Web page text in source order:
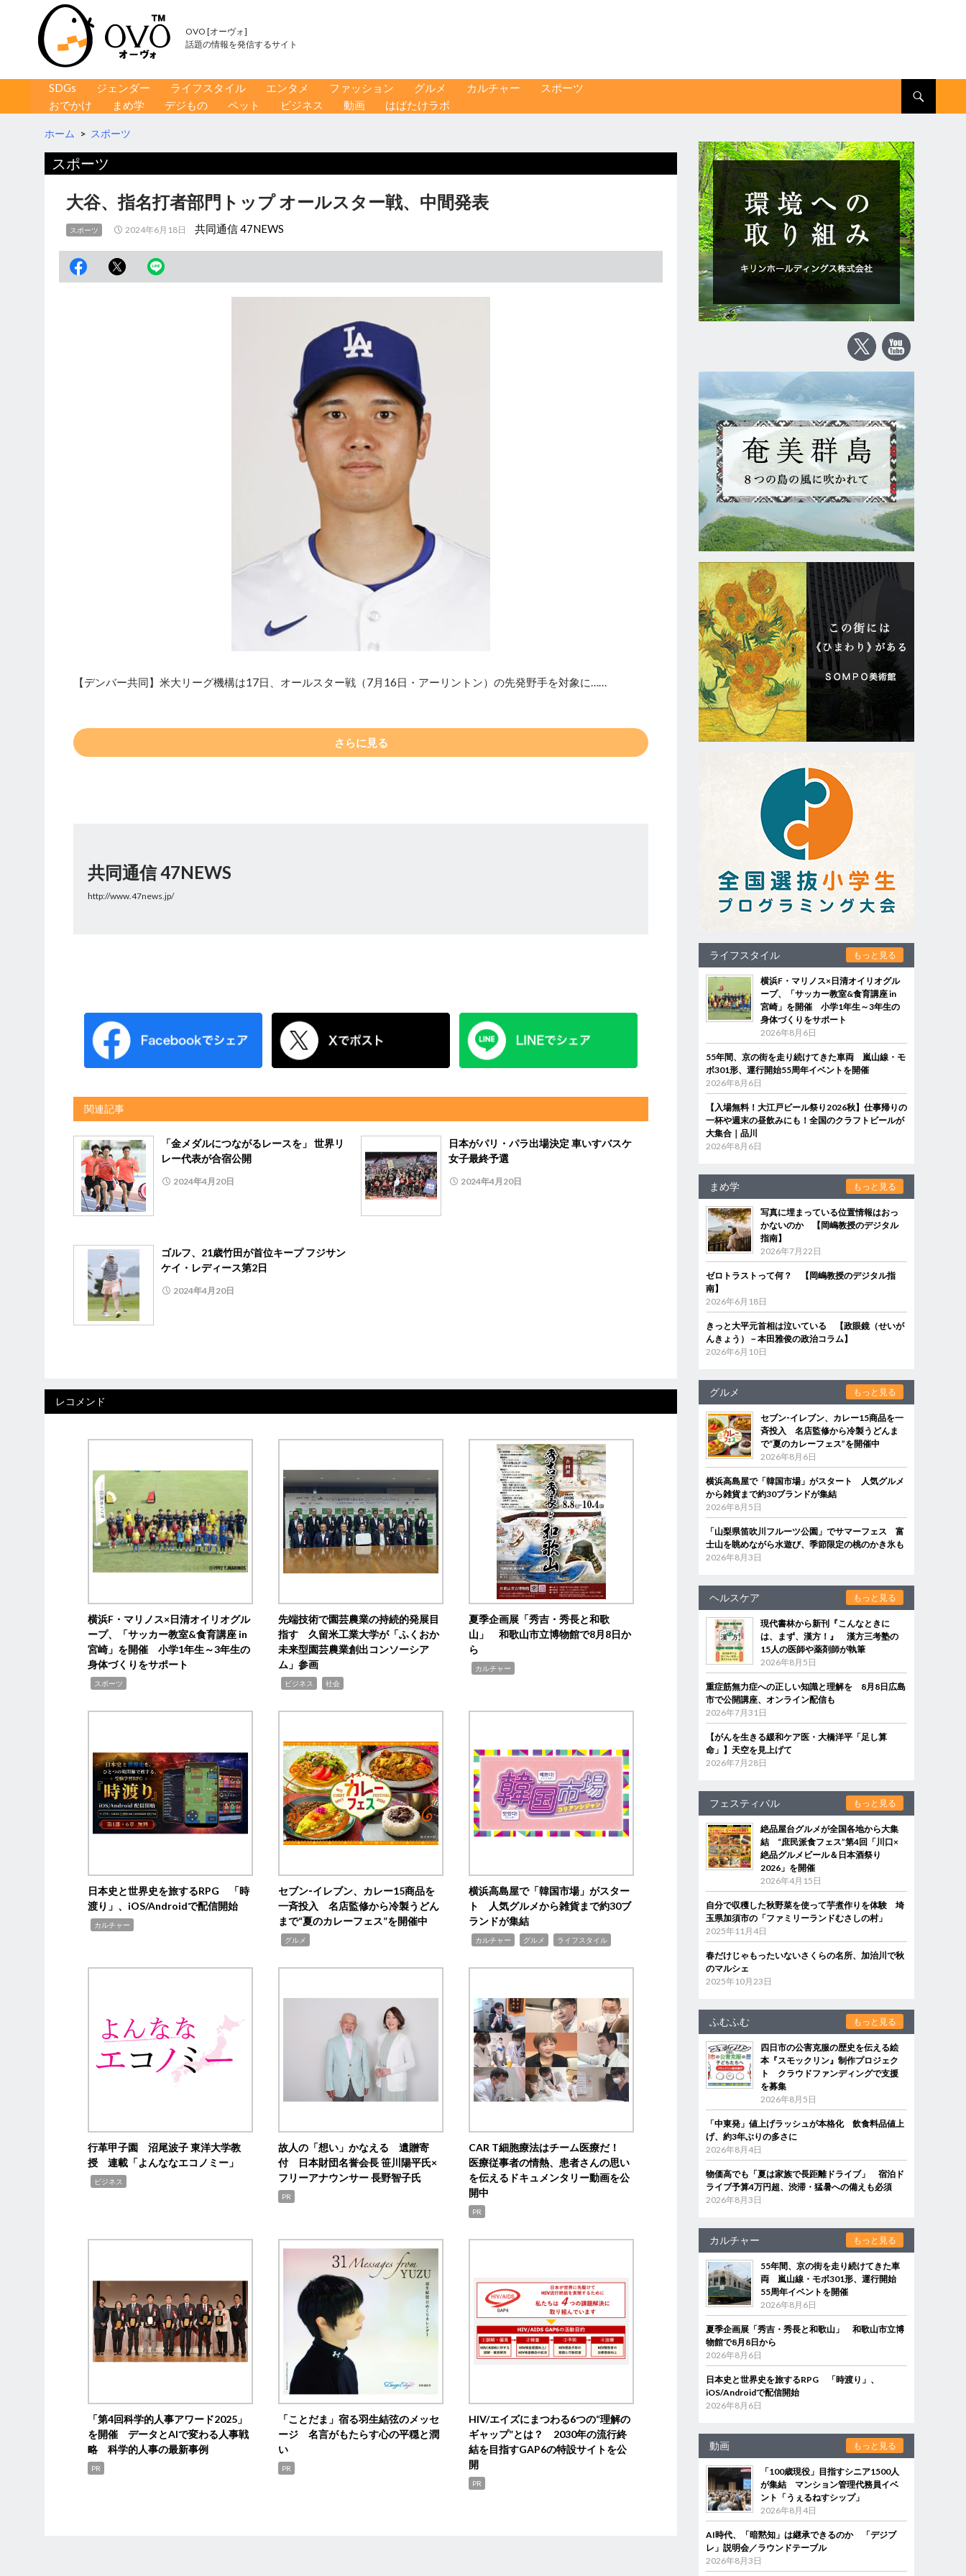
OVO [オーヴォ]
話題の情報を発信するサイト
コンテンツへ移動
SDGs ジェンダー ライフスタイル エンタメ ファッション グルメ カルチャー
スポーツ
おでかけ
まめ学 デジもの ペット ビジネス 動画 はばたけラボ
ホーム > スポーツ
スポーツ
大谷、指名打者部門トップ オールスター戦、中間発表
スポーツ 2024年6月18日 共同通信 47NEWS
【デンバー共同】米大リーグ機構は17日、オールスター戦（7月16日・アーリントン）の先発野手を対象に……
さらに見る
共同通信 47NEWS
http://www.47news.jp/
関連記事
「金メダルにつながるレースを」 世界リ
レー代表が合宿公開
2024年4月20日
日本がパリ・パラ出場決定 車いすバスケ
女子最終予選
2024年4月20日
ゴルフ、21歳竹田が首位キープ フジサン
ケイ・レディース第2日
2024年4月20日
レコメンド
横浜F・マリノス×日清オイリオグル
ープ、「サッカー教室&食育講座 in
宮崎」を開催 小学1年生～3年生の
身体づくりをサポート
スポーツ
先端技術で園芸農業の持続的発展目
指す 久留米工業大学が「ふくおか
未来型園芸農業創出コンソーシア
ム」参画
ビジネス 社会
夏季企画展「秀吉・秀長と和歌
山」 和歌山市立博物館で8月8日か
ら
カルチャー
日本史と世界史を旅するRPG 「時
渡り」、iOS/Androidで配信開始
カルチャー
セブン‐イレブン、カレー15商品を
一斉投入 名店監修から冷製うどん
まで“夏のカレーフェス”を開催中
グルメ
横浜高島屋で「韓国市場」がスター
ト 人気グルメから雑貨まで約30ブ
ランドが集結
カルチャー グルメ ライフスタイル
行革甲子園 沼尾波子 東洋大学教
授 連載「よんななエコノミー」
ビジネス
故人の「想い」かなえる 遺贈寄
付 日本財団名誉会長 笹川陽平氏×
フリーアナウンサー 長野智子氏
PR
CAR T細胞療法はチーム医療だ！
医療従事者の情熱、患者さんの思い
を伝えるドキュメンタリー動画を公
開中
PR
「第4回科学的人事アワード2025」
を開催 データとAIで変わる人事戦
略 科学的人事の最新事例
PR
「ことだま」宿る羽生結弦のメッセ
ージ 名言がもたらす心の平穏と潤
い
PR
HIV/エイズにまつわる6つの“理解の
ギャップ”とは？ 2030年の流行終
結を目指すGAP6の特設サイトを公
開
PR
ライフスタイル もっと見る
横浜F・マリノス×日清オイリオグル
ープ、「サッカー教室&食育講座 in
宮崎」を開催 小学1年生～3年生の
身体づくりをサポート
2026年8月6日
55年間、京の街を走り続けてきた車両 嵐山線・モ
ボ301形、運行開始55周年イベントを開催
2026年8月6日
【入場無料！大江戸ビール祭り2026秋】仕事帰りの
一杯や週末の昼飲みにも！全国のクラフトビールが
大集合｜品川
2026年8月6日
まめ学 もっと見る
写真に埋まっている位置情報はおっ
かないのか 【岡嶋教授のデジタル
指南】
2026年7月22日
ゼロトラストって何？ 【岡嶋教授のデジタル指
南】
2026年6月18日
きっと大平元首相は泣いている 【政眼鏡（せいが
んきょう）－本田雅俊の政治コラム】
2026年6月10日
グルメ もっと見る
セブン‐イレブン、カレー15商品を一
斉投入 名店監修から冷製うどんま
で“夏のカレーフェス”を開催中
2026年8月6日
横浜高島屋で「韓国市場」がスタート 人気グルメ
から雑貨まで約30ブランドが集結
2026年8月5日
「山梨県笛吹川フルーツ公園」でサマーフェス 富
士山を眺めながら水遊び、季節限定の桃のかき氷も
2026年8月3日
ヘルスケア もっと見る
現代書林から新刊『こんなときに
は、まず、漢方！』 漢方三考塾の
15人の医師や薬剤師が執筆
2026年8月5日
重症筋無力症への正しい知識と理解を 8月8日広島
市で公開講座、オンライン配信も
2026年7月31日
【がんを生きる緩和ケア医・大橋洋平「足し算
命」】天空を見上げて
2026年7月28日
フェスティバル もっと見る
絶品屋台グルメが全国各地から大集
結 “庶民派食フェス”第4回「川口×
絶品グルメビール＆日本酒祭り
2026」を開催
2026年4月15日
自分で収穫した秋野菜を使って芋煮作りを体験 埼
玉県加須市の「ファミリーランドむさしの村」
2025年11月4日
春だけじゃもったいないさくらの名所、加治川で秋
のマルシェ
2025年10月23日
ふむふむ もっと見る
四日市の公害克服の歴史を伝える絵
本『スモックリン』制作プロジェク
ト クラウドファンディングで支援
を募集
2026年8月5日
「中東発」値上げラッシュが本格化 飲食料品値上
げ、約3年ぶりの多さに
2026年8月4日
物価高でも「夏は家族で長距離ドライブ」 宿泊ド
ライブ予算4万円超、渋滞・猛暑への備えも必須
2026年8月3日
カルチャー もっと見る
55年間、京の街を走り続けてきた車
両 嵐山線・モボ301形、運行開始
55周年イベントを開催
2026年8月6日
夏季企画展「秀吉・秀長と和歌山」 和歌山市立博
物館で8月8日から
2026年8月6日
日本史と世界史を旅するRPG 「時渡り」、
iOS/Androidで配信開始
2026年8月6日
動画 もっと見る
「100歳現役」目指すシニア1500人
が集結 マンション管理代務員イベ
ント「うぇるねすシップ」
2026年8月4日
AI時代、「暗黙知」は継承できるのか 「デジブ
レ」説明会／ラウンドテーブル
2026年8月3日